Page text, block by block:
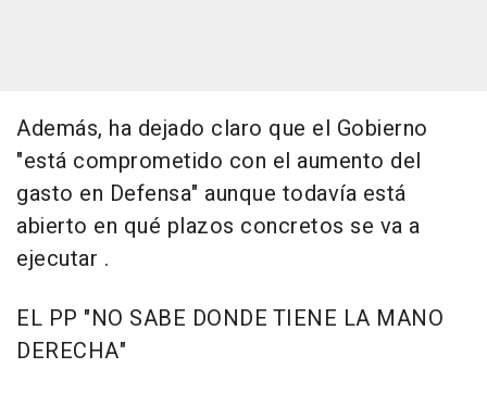
Además, ha dejado claro que el Gobierno
"está comprometido con el aumento del
gasto en Defensa" aunque todavía está
abierto en qué plazos concretos se va a
ejecutar .
EL PP "NO SABE DONDE TIENE LA MANO
DERECHA"